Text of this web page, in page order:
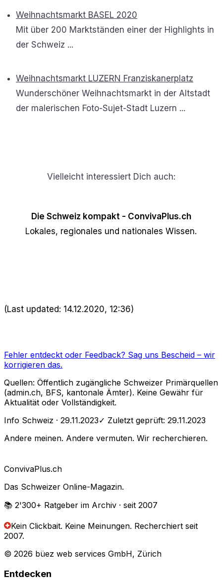
Weihnachtsmarkt BASEL 2020
Mit über 200 Marktständen einer der Highlights in
der Schweiz ...
Weihnachtsmarkt LUZERN Franziskanerplatz
Wunderschöner Weihnachtsmarkt in der Altstadt
der malerischen Foto-Sujet-Stadt Luzern ...
Vielleicht interessiert Dich auch:
Die Schweiz kompakt - ConvivaPlus.ch
Lokales, regionales und nationales Wissen.
(Last updated: 14.12.2020, 12:36)
Fehler entdeckt oder Feedback? Sag uns Bescheid – wir
korrigieren das.
Quellen: Öffentlich zugängliche Schweizer Primärquellen
(admin.ch, BFS, kantonale Ämter). Keine Gewähr für
Aktualität oder Vollständigkeit.
Info Schweiz · 29.11.2023✓ Zuletzt geprüft: 29.11.2023
Andere meinen. Andere vermuten. Wir recherchieren.
ConvivaPlus.ch
Das Schweizer Online-Magazin.
📚 2'300+ Ratgeber im Archiv · seit 2007
Kein Clickbait. Keine Meinungen. Recherchiert seit
2007.
© 2026 büez web services GmbH, Zürich
Entdecken